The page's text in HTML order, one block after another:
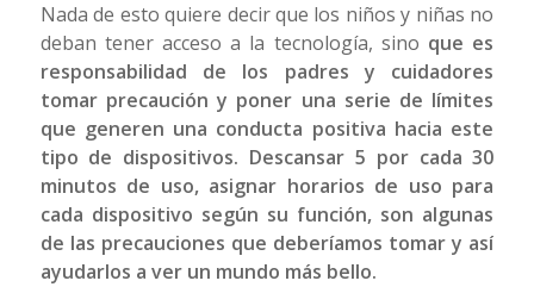
Nada de esto quiere decir que los niños y niñas no
deban tener acceso a la tecnología, sino que es
responsabilidad de los padres y cuidadores
tomar precaución y poner una serie de límites
que generen una conducta positiva hacia este
tipo de dispositivos. Descansar 5 por cada 30
minutos de uso, asignar horarios de uso para
cada dispositivo según su función, son algunas
de las precauciones que deberíamos tomar y así
ayudarlos a ver un mundo más bello.